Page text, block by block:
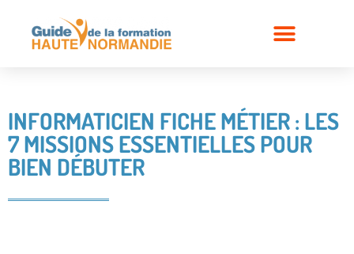
INFORMATICIEN FICHE MÉTIER : LES
7 MISSIONS ESSENTIELLES POUR
BIEN DÉBUTER